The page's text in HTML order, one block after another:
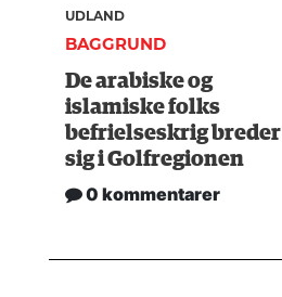
UDLAND
BAGGRUND
De arabiske og
islamiske folks
befrielseskrig breder
sig i Golfregionen
0 kommentarer